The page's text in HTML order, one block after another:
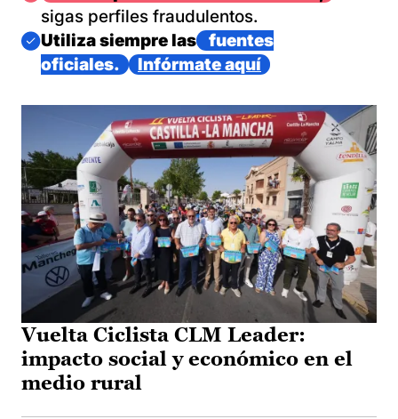
sigas perfiles fraudulentos.
Imagen
Utiliza siempre las
fuentes
oficiales.
Infórmate aquí
Vuelta Ciclista CLM Leader:
impacto social y económico en el
medio rural